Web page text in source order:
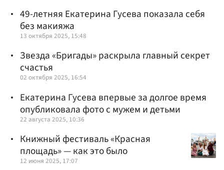
49-летняя Екатерина Гусева показала себя
без макияжа
13 октября 2025, 15:48
Звезда «Бригады» раскрыла главный секрет
счастья
02 октября 2025, 16:54
Екатерина Гусева впервые за долгое время
опубликовала фото с мужем и детьми
22 августа 2025, 10:36
Книжный фестиваль «Красная
площадь» — как это было
12 июня 2025, 17:07